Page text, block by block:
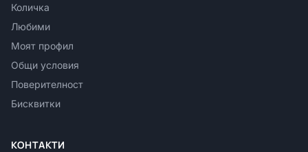
Количка
Любими
Моят профил
Общи условия
Поверителност
Бисквитки
КОНТАКТИ